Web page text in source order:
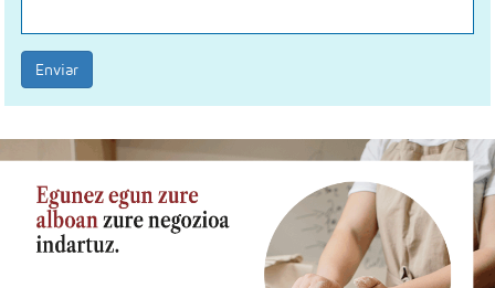
Enviar